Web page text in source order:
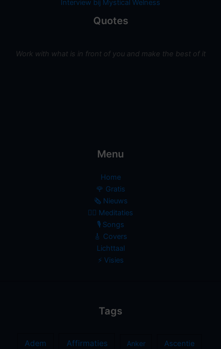
Interview bij Mystical Welness
Quotes
Work with what is in front of you and make the best of it
Menu
Home
🌹 Gratis
🗞️ Nieuws
🧘‍♀️ Meditaties
🎙 Songs
🎸 Covers
Lichttaal
⚡️ Visies
Tags
Adem Affirmaties Anker Ascentie